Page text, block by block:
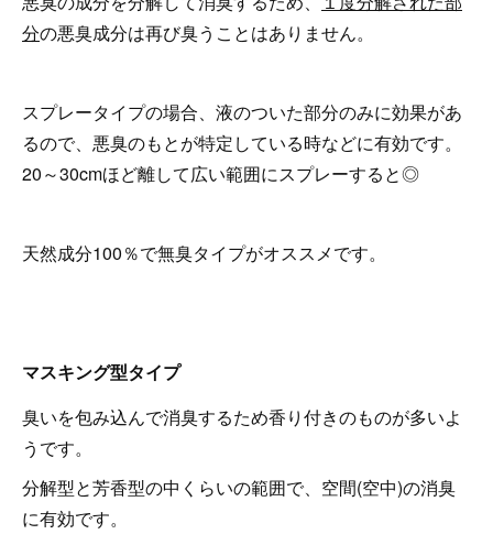
分の悪臭成分は再び臭うことはありません。
スプレータイプの場合、液のついた部分のみに効果があ
るので、悪臭のもとが特定している時などに有効です。
20～30cmほど離して広い範囲にスプレーすると◎
天然成分100％で無臭タイプがオススメです。
マスキング型タイプ
臭いを包み込んで消臭するため香り付きのものが多いよ
うです。
分解型と芳香型の中くらいの範囲で、空間(空中)の消臭
に有効です。